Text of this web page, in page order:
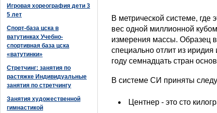
Игровая хореография дети 3
5 лет
Спорт-база цска в
ватутинках Учебно-
спортивная база цска
«ватутинки»
Стретчинг: занятия по
растяжке Индивидуальные
занятия по стретчингу
Занятия художественной
гимнастикой
В метрической системе,
вес одной миллионной
измерения массы. Образец
специально отлит из
году семнадцать стран
В системе СИ приняты
Центнер - это сто